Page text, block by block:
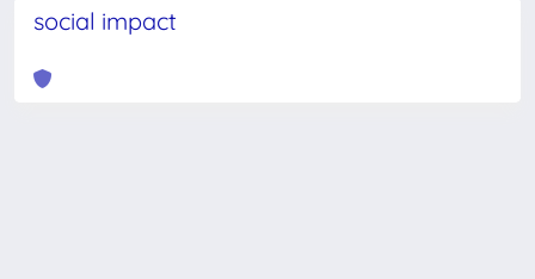
social impact